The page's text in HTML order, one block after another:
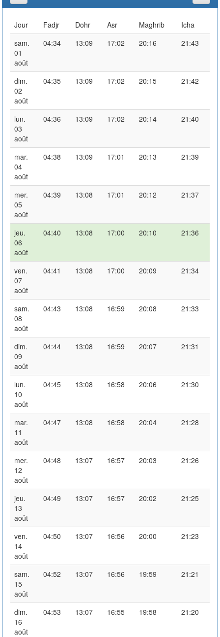
Jour Fadjr Dohr Asr Maghrib
Icha
sam.
01
août
04:34 13:09 17:02 20:16 21:43
dim.
02
août
04:35 13:09 17:02 20:15 21:42
lun.
03
août
04:36 13:09 17:02 20:14 21:40
mar.
04
août
04:38 13:09 17:01 20:13 21:39
mer.
05
août
04:39 13:08 17:01 20:12 21:37
jeu.
06
août
04:40 13:08 17:00 20:10 21:36
ven.
07
août
04:41 13:08 17:00 20:09 21:34
sam.
08
août
04:43 13:08 16:59 20:08 21:33
dim.
09
août
04:44 13:08 16:59 20:07 21:31
lun.
10
août
04:45 13:08 16:58 20:06 21:30
mar.
11
août
04:47 13:08 16:58 20:04 21:28
mer.
12
août
04:48 13:07 16:57 20:03 21:26
jeu.
13
août
04:49 13:07 16:57 20:02 21:25
ven.
14
août
04:50 13:07 16:56 20:00 21:23
sam.
15
août
04:52 13:07 16:56 19:59 21:21
dim.
16
août
04:53 13:07 16:55 19:58 21:20